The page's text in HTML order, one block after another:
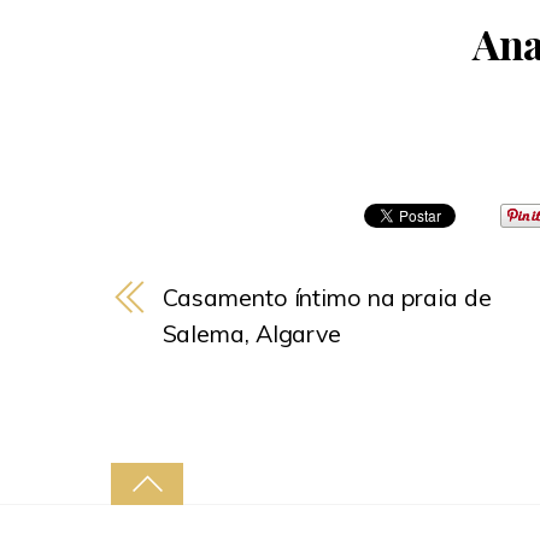
Casamento íntimo na praia de
Salema, Algarve